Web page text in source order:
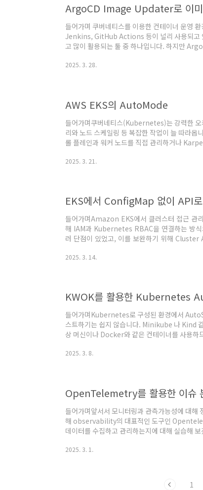
ArgoCD Image Updater로 이미
들어가며 쿠버네티스를 이용한 컨테이너 운영
Jenkins, GitHub Actions 등이 널리 사용되고
고 많이 활용되는 툴 중 하나입니다. 하지만
이 있습니다. 이를 해결하기 위해 ArgoCD
2025. 3. 28.
AWS EKS의 AutoMode
들어가며쿠버네티스(Kubernetes)는 강력한 오
리와 노드 스케일링 등 복잡한 작업이 늘 따라옵
롤 플레인과 워커 노드를 직접 관리하거나
관리 모드를 출시했습니다. AWS EKS의 특성
2025. 3. 21.
들어가며Amazon EKS에서 클러스터 접근
해 IAM과 Kubernetes RBAC을 연결하는 방
러 단점이 있었고, 이를 보완하기 위해
안성이 강화된 관리가 가능합니다. 이번 글에서
2025. 3. 14.
KWOK를 활용한 Kubernetes
들어가며Kubernetes로 구성된 환경에서
스트하기는 쉽지 않습니다. Minikube 나 Kind
상 머신이나 Docker와 같은 컨테이너를 사용하
Kubernetes API와 상호작용하는 가상 노드를
2025. 3. 8.
OpenTelemetry를 활용한 이슈
들어가며앞서서 모니터링과 관측가능성에 대
해 observability의 대표적인 도구인
데이터를 수집하고 관리하는지에 대해 실습
기 위한 오픈소스 프레임워크입니다. 즉, 메트
2025. 3. 1.
1